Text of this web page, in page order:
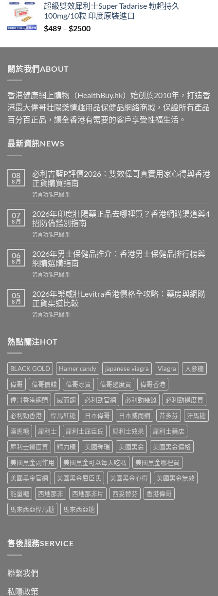
$329
through
$2199
超級雙效犀利士Super Tadarise 勃起持久
100mg/10粒 印度原裝進口
$489 – $2500Price
$489
關於我們ABOUT
香港健康網上購物（HealthBuy.hk）始創於2010年，打造香
港最大偉哥壯陽藥情趣用品保健品網絡商城，保證所有產品
百分百正品，讓全香港有需要的客戶享受性福生活。
最新資訊NEWS
08
8 月
必利吉藍P評價2026：雙效偉哥真實用家心得與香港
正貨購買指南
在
利
吉
藍
P
價
2026：
雙
效
哥
真
用
得
港
正
貨
購
買
指
南〉
中
留言功能已關閉
07
8 月
2026年印度壯陽藥正品去哪裡買？香港網購渠道與4
招防偽鑑別指南
在
年
印
度
壯
藥
正
品
去
買？
網
購
渠
道
與
4
招
防
鑑
別
指
南〉
中
留言功能已關閉
06
8 月
2026年男士保健品推介：香港男士保健品排行榜與
網購選購指南
在
年
男
士
保
推
港
男
士
保
健
品
排
行
與
網
購
選
購
指
南〉
中
留言功能已關閉
05
8 月
2026年樂威壯Levitra香港價格全攻略：藥房與網購
正貨渠道比較
在
樂
威
Levitra
香
港
價
格
全
攻
略：
房
與
網
購
正
貨
渠
比
較〉
留言功能已關閉
熱點關注HOT
BLACK GOLD Hamer candy japanese viagra Viagra
人參糖
偉哥
偉哥價錢 偉哥哪買 偉哥邊度買
偉哥香港
偉哥香港網購
威而鋼 必利勁官網 必利勁幾錢
必利勁邊度買
必利勁香港
悍馬紅糖 日本偉哥 日本威而鋼 昔多芬
汗馬糖
漢馬糖
犀利士 犀利士屈臣氏 犀利士效果
犀利士藥店
犀利士邊度買
精力糖 美國輝瑞 美國黑金
美國黑金價格
美國黑金副作用
美國黑金可以每天吃嗎
美國黑金哪裡買
美國黑金官網
美國黑金屈臣氏 美國黑金心得
美國黑金無效
能量糖
西地那非 西地那非片 西妥替芬
香港偉哥
馬來西亞悍馬糖
馬來西亞糖
售後服務SERVICE
聯繫我們
私隱政策